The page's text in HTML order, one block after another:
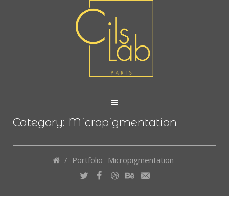
Category: Micropigmentation
/ Portfolio Micropigmentation